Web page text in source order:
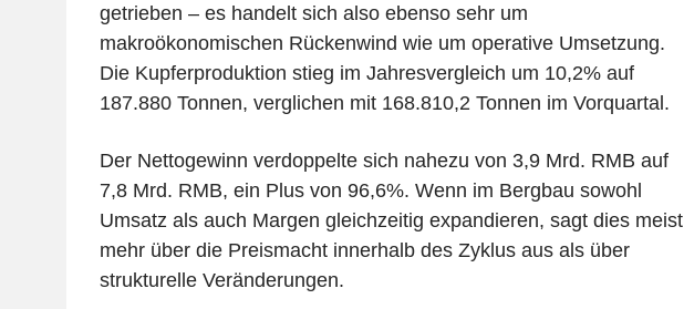
getrieben – es handelt sich also ebenso sehr um
makroökonomischen Rückenwind wie um operative Umsetzung.
Die Kupferproduktion stieg im Jahresvergleich um 10,2% auf
187.880 Tonnen, verglichen mit 168.810,2 Tonnen im Vorquartal.
Der Nettogewinn verdoppelte sich nahezu von 3,9 Mrd. RMB auf
7,8 Mrd. RMB, ein Plus von 96,6%. Wenn im Bergbau sowohl
Umsatz als auch Margen gleichzeitig expandieren, sagt dies meist
mehr über die Preismacht innerhalb des Zyklus aus als über
strukturelle Veränderungen.